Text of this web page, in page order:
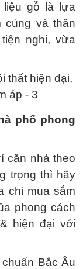
liệu gỗ là lựa
cúng và thân
nghi, vừa
phố phong
căn nhà theo
trọng thì hãy
chỉ mua sắm
phong cách
hiện đại với
Bắc Âu